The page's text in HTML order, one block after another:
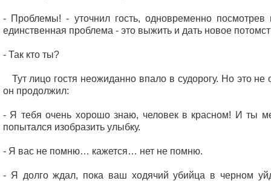
- Проблемы! - уточнил гость, одновременно
единственная проблема - это выжить и дать новое
- Так кто ты?
Тут лицо гостя неожиданно впало в судорогу. Но это не
он продолжил:
- Я тебя очень хорошо знаю, человек в красном! И ты
попытался изобразить улыбку.
- Я вас не помню… кажется… нет не помню.
- Я долго ждал, пока ваш ходячий убийца в черном